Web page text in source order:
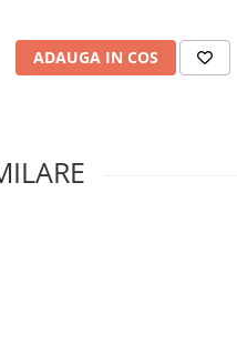
ADAUGA IN COS